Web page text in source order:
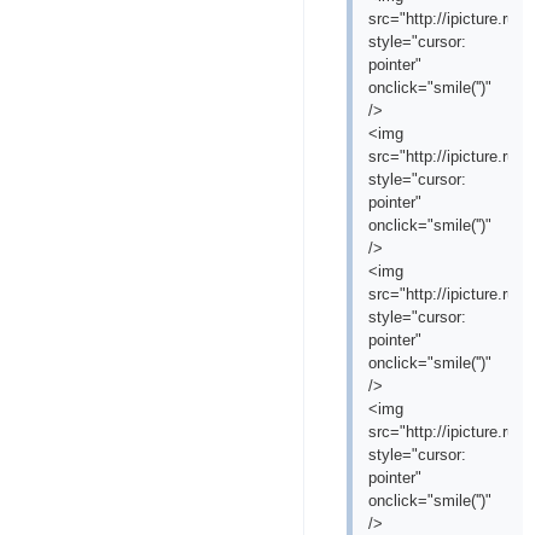
src="http://ipicture.ru/
style="cursor:
pointer"
onclick="smile('')"
/>
<img
src="http://ipicture.ru/
style="cursor:
pointer"
onclick="smile('')"
/>
<img
src="http://ipicture.ru/
style="cursor:
pointer"
onclick="smile('')"
/>
<img
src="http://ipicture.ru/
style="cursor:
pointer"
onclick="smile('')"
/>